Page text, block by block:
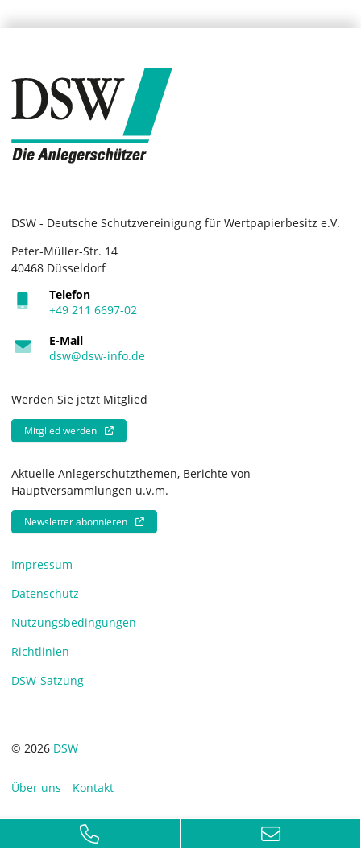
DSW - Deutsche Schutzvereinigung für Wertpapierbesitz e.V.
Peter-Müller-Str. 14
40468 Düsseldorf
Telefon
+49 211 6697-02
E-Mail
dsw@dsw-info.de
Werden Sie jetzt Mitglied
Mitglied werden
Aktuelle Anlegerschutzthemen, Berichte von
Hauptversammlungen u.v.m.
Newsletter abonnieren
Impressum
Datenschutz
Nutzungsbedingungen
Richtlinien
DSW-Satzung
© 2026 DSW
Über uns Kontakt